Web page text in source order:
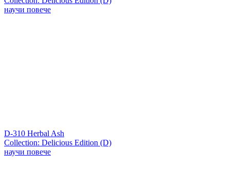
научи повече
D-310 Herbal Ash
Collection: Delicious Edition (D)
научи повече